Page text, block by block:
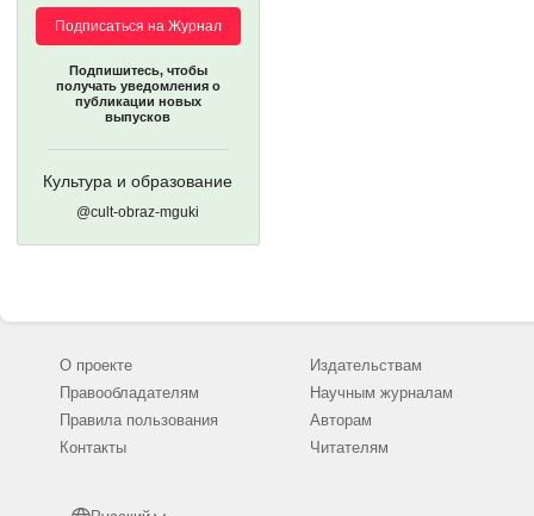
Подписаться на Журнал
Подпишитесь, чтобы
получать уведомления о
публикации новых
выпусков
Культура и образование
@cult-obraz-mguki
О проекте
Правообладателям
Правила пользования
Контакты
Издательствам
Научным журналам
Авторам
Читателям